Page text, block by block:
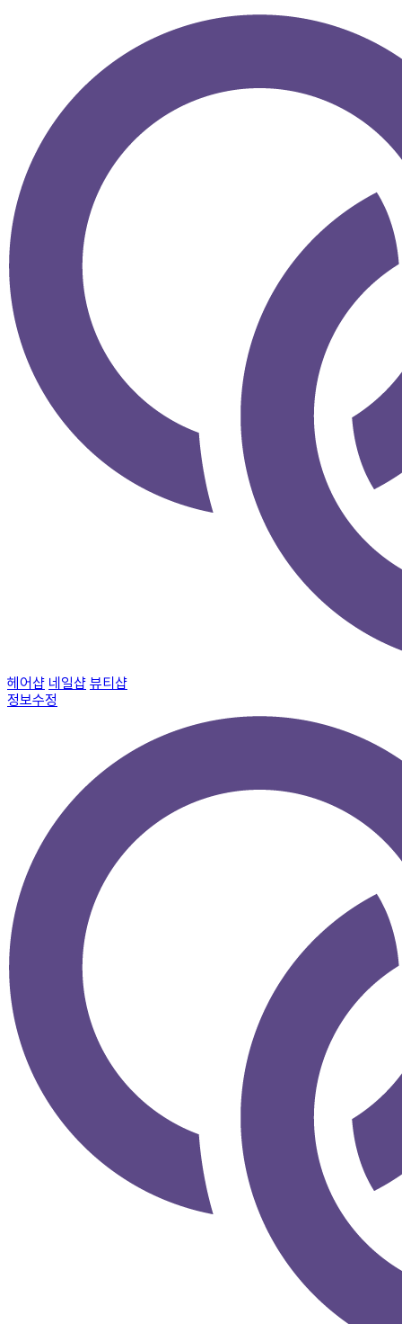
헤어샵 네일샵 뷰티샵
정보수정